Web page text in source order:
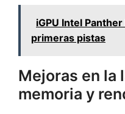
iGPU Intel
primeras pistas
Mejoras en la
memoria y